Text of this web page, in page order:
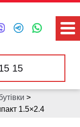
15
>
1.5×2.4